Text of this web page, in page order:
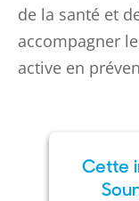
de la santé et
accompagner
active en
Cette